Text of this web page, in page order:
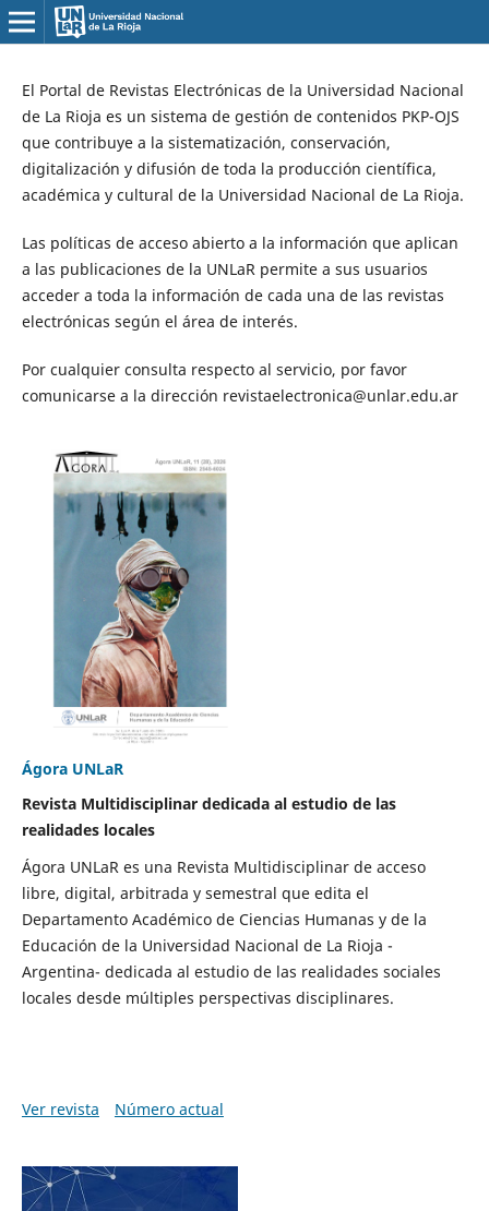
El Portal de Revistas Electrónicas de la Universidad Nacional
de La Rioja es un sistema de gestión de contenidos PKP-OJS
que contribuye a la sistematización, conservación,
digitalización y difusión de toda la producción científica,
académica y cultural de la Universidad Nacional de La Rioja.
Las políticas de acceso abierto a la información que aplican
a las publicaciones de la UNLaR permite a sus usuarios
acceder a toda la información de cada una de las revistas
electrónicas según el área de interés.
Por cualquier consulta respecto al servicio, por favor
comunicarse a la dirección revistaelectronica@unlar.edu.ar
Ágora UNLaR
Revista Multidisciplinar dedicada al estudio de las
realidades locales
Ágora UNLaR es una Revista Multidisciplinar de acceso
libre, digital, arbitrada y semestral que edita el
Departamento Académico de Ciencias Humanas y de la
Educación de la Universidad Nacional de La Rioja -
Argentina- dedicada al estudio de las realidades sociales
locales desde múltiples perspectivas disciplinares.
Ver revista Número actual